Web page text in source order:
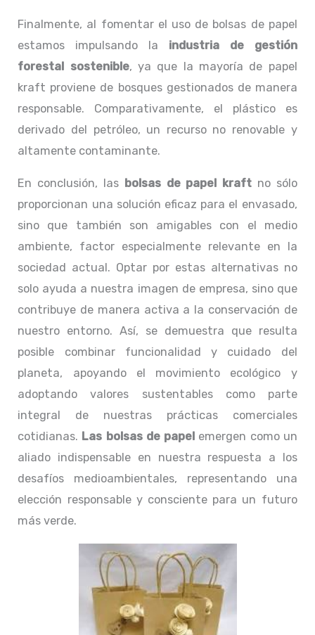
Finalmente, al fomentar el uso de bolsas de papel
estamos impulsando la industria de gestión
forestal sostenible, ya que la mayoría de papel
kraft proviene de bosques gestionados de manera
responsable. Comparativamente, el plástico es
derivado del petróleo, un recurso no renovable y
altamente contaminante.
En conclusión, las bolsas de papel kraft no sólo
proporcionan una solución eficaz para el envasado,
sino que también son amigables con el medio
ambiente, factor especialmente relevante en la
sociedad actual. Optar por estas alternativas no
solo ayuda a nuestra imagen de empresa, sino que
contribuye de manera activa a la conservación de
nuestro entorno. Así, se demuestra que resulta
posible combinar funcionalidad y cuidado del
planeta, apoyando el movimiento ecológico y
adoptando valores sustentables como parte
integral de nuestras prácticas comerciales
cotidianas. Las bolsas de papel emergen como un
aliado indispensable en nuestra respuesta a los
desafíos medioambientales, representando una
elección responsable y consciente para un futuro
más verde.